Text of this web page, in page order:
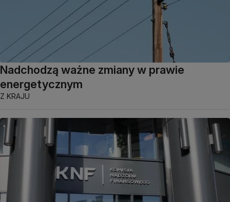
Nadchodzą ważne zmiany w prawie
energetycznym
Z KRAJU